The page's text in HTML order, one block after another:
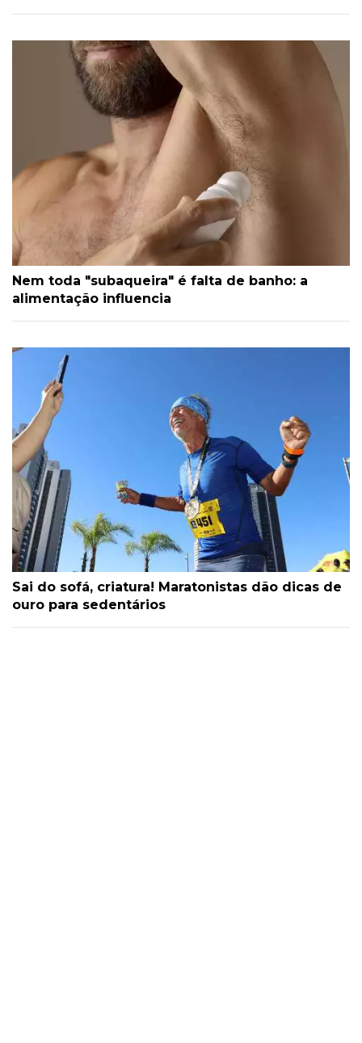
Nem toda "subaqueira" é falta de banho: a
alimentação influencia
Sai do sofá, criatura! Maratonistas dão dicas de
ouro para sedentários